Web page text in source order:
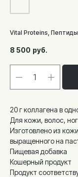
Vital Proteins, Пептиды
8 500 руб.
20 г коллагена в
Для кожи, волос,
Изготовлено из
выращенного на
Пищевая добавка
Кошерный продукт
Продукт